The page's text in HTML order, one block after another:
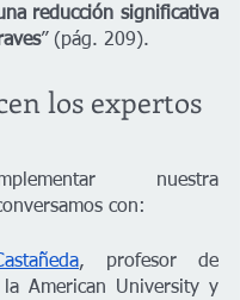
reducción significativa
” (pág. 209).
los expertos
nuestra
con:
, profesor de
American University y